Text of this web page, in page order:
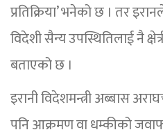
प्रतिक्रिया’ भनेको छ । तर
विदेशी सैन्य उपस्थितिलाई नै
बताएको छ ।
इरानी विदेशमन्त्री अब्बास
पनि आक्रमण वा धम्कीको